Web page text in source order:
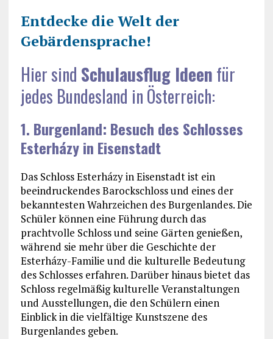
Entdecke die Welt der
Gebärdensprache!
Hier sind Schulausflug Ideenfür
jedes Bundesland in Österreich:
1. Burgenland: Besuch des Schlosses
Esterházy in Eisenstadt
Das Schloss Esterházy in Eisenstadt ist ein
beeindruckendes Barockschloss und eines der
bekanntesten Wahrzeichen des Burgenlandes. Die
Schüler können eine Führung durch das
prachtvolle Schloss und seine Gärten genießen,
während sie mehr über die Geschichte der
Esterházy-Familie und die kulturelle Bedeutung
des Schlosses erfahren. Darüber hinaus bietet das
Schloss regelmäßig kulturelle Veranstaltungen
und Ausstellungen, die den Schülern einen
Einblick in die vielfältige Kunstszene des
Burgenlandes geben.